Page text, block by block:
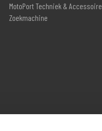
MotoPort Techniek & Accessoire
Zoekmachine